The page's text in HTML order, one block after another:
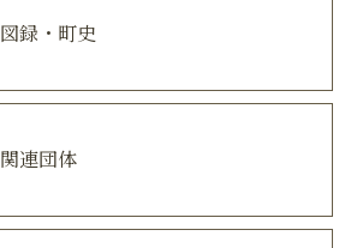
図録・町史
関連団体